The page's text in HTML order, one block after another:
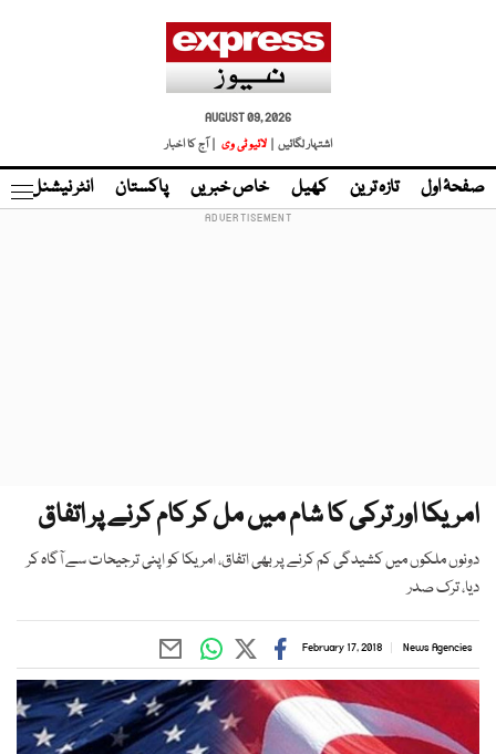
AUGUST 09, 2026
اشتہار لگائیں |
لائیو ٹی وی | آج کا اخبار
صفحۂ اول تازہ ترین کھیل خاص خبریں پاکستان انٹر نیشنل
امریکا اور ترکی کا شام میں مل کر کام کرنے پر اتفاق
دونوں ملکوں میں کشیدگی کم کرنے پر بھی اتفاق، امریکا کو اپنی ترجیحات سے آگاہ کر
دیا، ترک صدر
News Agencies
February 17, 2018